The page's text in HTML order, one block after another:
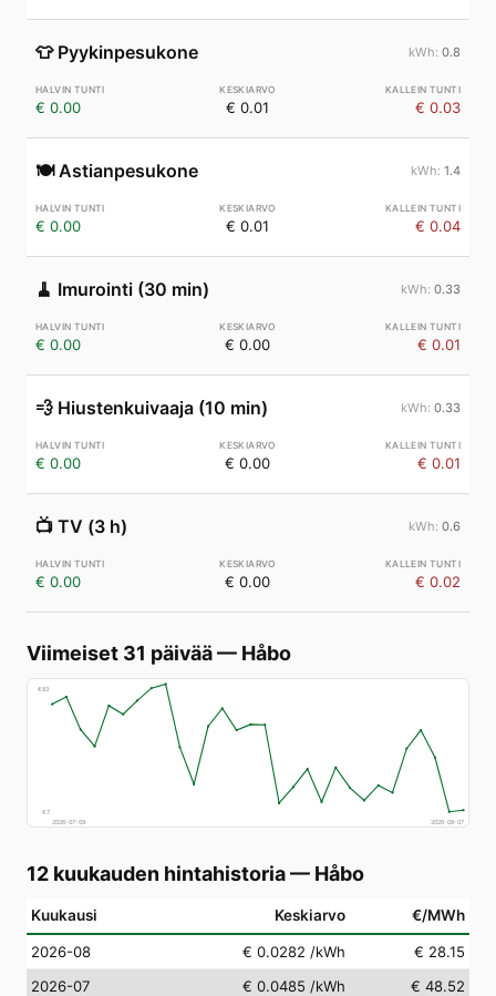
👕 Pyykinpesukone 0.8
€ 0.00 € 0.01 € 0.03
🍽️ Astianpesukone 1.4
€ 0.00 € 0.01 € 0.04
🧹 Imurointi (30 min) 0.33
€ 0.00 € 0.00 € 0.01
💨 Hiustenkuivaaja (10 min) 0.33
€ 0.00 € 0.00 € 0.01
📺 TV (3 h) 0.6
€ 0.00 € 0.00 € 0.02
Viimeiset 31 päivää— Håbo
€83
€7
2026-07-09
2026-08-07
12 kuukauden hintahistoria— Håbo
Kuukausi Keskiarvo €/MWh
2026-08 € 0.0282 /kWh
€ 28.15
2026-07
€ 0.0485 /kWh
€ 48.52